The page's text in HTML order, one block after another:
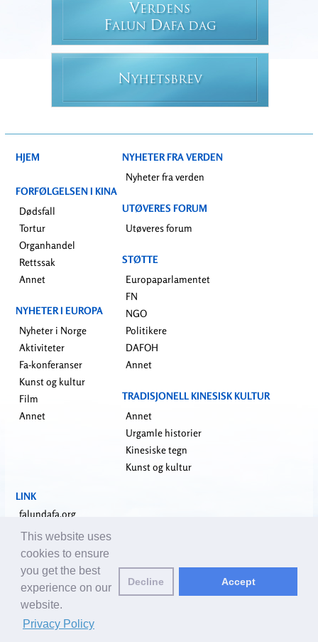
VERDENS
FALUN DAFA DAG
NYHETSBREV
HJEM
FORFØLGELSEN I KINA
Dødsfall
Tortur
Organhandel
Rettssak
Annet
NYHETER I EUROPA
Nyheter i Norge
Aktiviteter
Fa-konferanser
Kunst og kultur
Film
Annet
NYHETER FRA VERDEN
Nyheter fra verden
UTØVERES FORUM
Utøveres forum
STØTTE
Europaparlamentet
FN
NGO
Politikere
DAFOH
Annet
TRADISJONELL KINESISK KULTUR
Annet
Urgamle historier
Kinesiske tegn
Kunst og kultur
LINK
falundafa.org
faluninfo.net
minghui.org
pureinsight.org
shenyunperformingarts.org
Kontakt oss: editor@no.clearharmony.net
This website uses
cookies to ensure
you get the best
experience on our
website.
Privacy Policy
Decline Accept